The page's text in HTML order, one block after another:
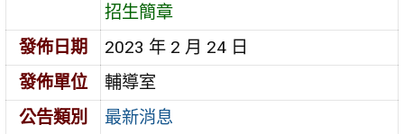
招生簡章
發佈日期
2023 年 2 月 24 日
發佈單位
輔導室
公告類別
最新消息